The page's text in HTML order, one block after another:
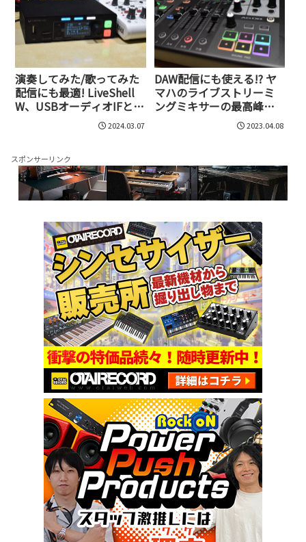
演奏してみた/歌ってみた
配信にも最適! LiveShell
W、USBオーディオIFとの
連携に最適化されたライ
ブ配信専用機の実力2024.03.07
DAW配信にも使える!? ヤ
マハのライブストリーミ
ングミキサーの最高峰
AG08は、一般的なミキサ
ーと何が違うのか?2023.04.08
スポンサーリンク